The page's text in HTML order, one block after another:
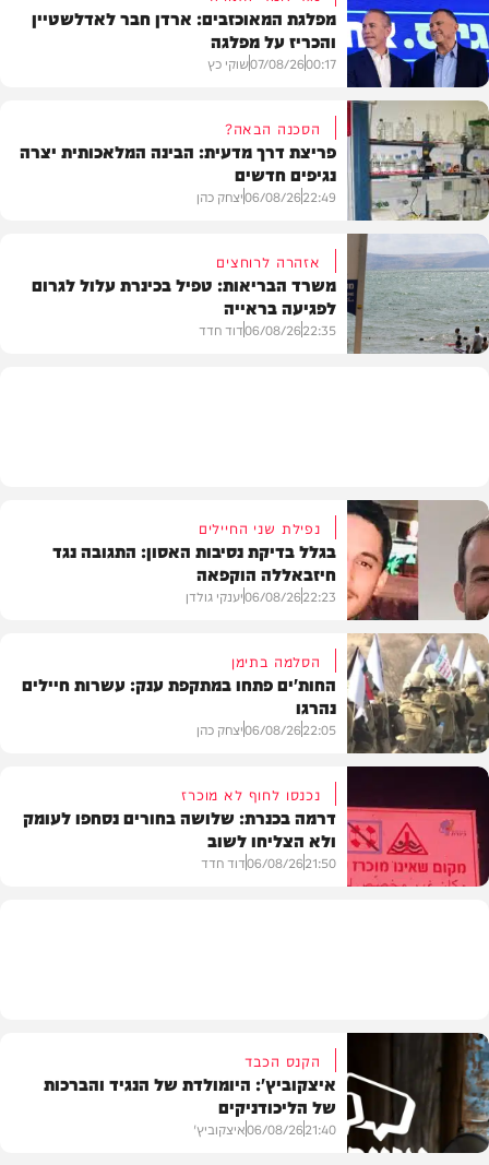
פוליטי
מפלגת המאוכזבים: ארדן חבר לאדלשטיין
והכריז על מפלגה
00:17
07/08/26שוקי כץ
בריאות
הסכנה הבאה?
פריצת דרך מדעית: הבינה המלאכותית יצרה
נגיפים חדשים
22:49
06/08/26יצחק כהן
אזהרה לרוחצים
משרד הבריאות: טפיל בכינרת עלול לגרום
לפגיעה בראייה
22:35
06/08/26דוד חדד
צבא וביטחון
נפילת שני החיילים
בגלל בדיקת נסיבות האסון: התגובה נגד
חיזבאללה הוקפאה
22:23
06/08/26יענקי גולדן
בעולם
הסלמה בתימן
החות'ים פתחו במתקפת ענק: עשרות חיילים
נהרגו
22:05
06/08/26יצחק כהן
נכנסו לחוף לא מוכרז
דרמה בכנרת: שלושה בחורים נסחפו לעומק
ולא הצליחו לשוב
21:50
06/08/26דוד חדד
הקנס הכבד
איצקוביץ': היומולדת של הנגיד והברכות
של הליכודניקים
21:40
06/08/26איצקוביץ'